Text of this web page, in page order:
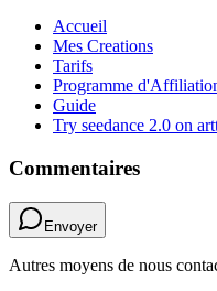
Accueil
Mes Creations
Tarifs
Programme
Guide
Try seedance 2.0 on
Commentaires
Envoyer
Autres moyens de nous